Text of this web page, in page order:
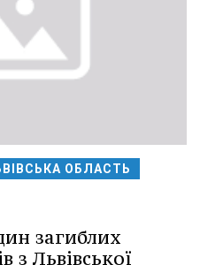
ОБЛАСТЬ
загиблих
з Львівської